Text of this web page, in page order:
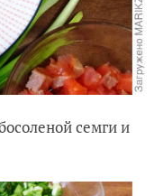
семги и